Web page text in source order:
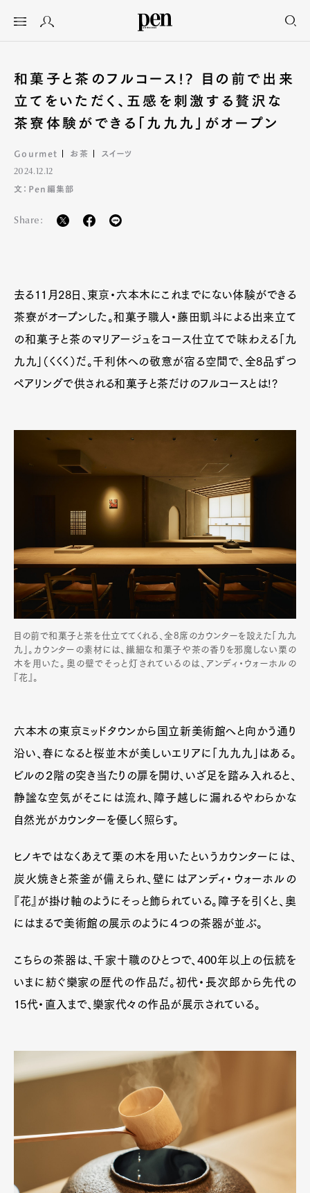
和菓子と茶のフルコース!? 目の前で出来
立てをいただく、五感を刺激する贅沢な
茶寮体験ができる「九九九」がオープン
Gourmet お茶 スイーツ
2024.12.12
文：Pen編集部
Share:
去る11月28日、東京・六本木にこれまでにない体験ができる
茶寮がオープンした。和菓子職人・藤田凱斗による出来立て
の和菓子と茶のマリアージュをコース仕立てで味わえる「九
九九」（くくく）だ。千利休への敬意が宿る空間で、全8品ずつ
ペアリングで供される和菓子と茶だけのフルコースとは!?
目の前で和菓子と茶を仕立ててくれる、全8席のカウンターを設えた「九九
九」。カウンターの素材には、繊細な和菓子や茶の香りを邪魔しない栗の
木を用いた。奥の壁でそっと灯されているのは、アンディ・ウォーホルの
『花』。
六本木の東京ミッドタウンから国立新美術館へと向かう通り
沿い、春になると桜並木が美しいエリアに「九九九」はある。
ビルの２階の突き当たりの扉を開け、いざ足を踏み入れると、
静謐な空気がそこには流れ、障子越しに漏れるやわらかな
自然光がカウンターを優しく照らす。
ヒノキではなくあえて栗の木を用いたというカウンターには、
炭火焼きと茶釜が備えられ、壁にはアンディ・ウォーホルの
『花』が掛け軸のようにそっと飾られている。障子を引くと、奥
にはまるで美術館の展示のように４つの茶器が並ぶ。
こちらの茶器は、千家十職のひとつで、400年以上の伝統を
いまに紡ぐ樂家の歴代の作品だ。初代・長次郎から先代の
15代・直入まで、樂家代々の作品が展示されている。